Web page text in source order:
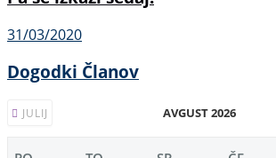
31/03/2020
Dogodki Članov
JULIJ AVGUST 2026